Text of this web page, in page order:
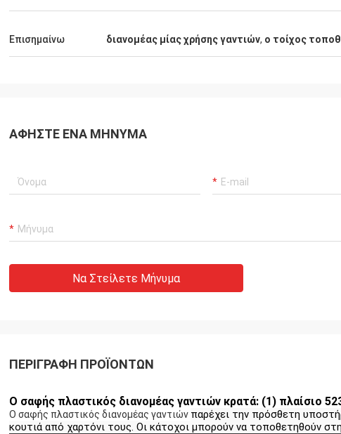
Επισημαίνω διανομέας μίας χρήσης γαντιών, ο τοίχος
ΑΦΉΣΤΕ ΈΝΑ ΜΉΝΥΜΑ
Να Στείλετε Μήνυμα
ΠΕΡΙΓΡΑΦΉ ΠΡΟΪΌΝΤΩΝ
Ο σαφής πλαστικός διανομέας γαντιών κρατά: (1) πλαίσιο
Ο σαφής πλαστικός διανομέας γαντιών παρέχει την πρόσθετη
κουτιά από χαρτόνι τους. Οι κάτοχοι μπορούν να τοποθετηθούν